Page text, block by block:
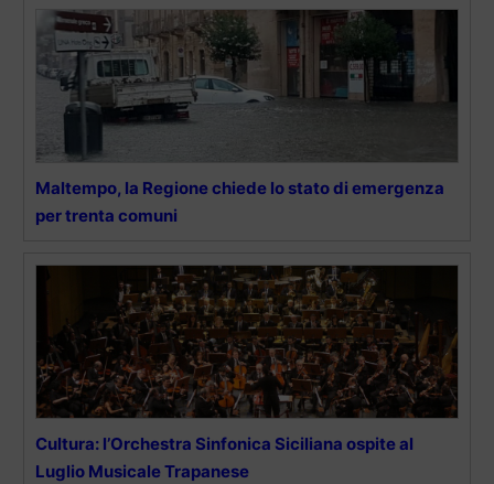
Maltempo, la Regione chiede lo stato di emergenza
per trenta comuni
Cultura: l’Orchestra Sinfonica Siciliana ospite al
Luglio Musicale Trapanese